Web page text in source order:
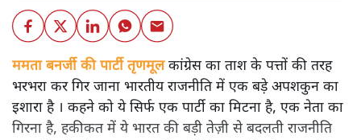
ममता बनर्जी की पार्टी तृणमूलकांग्रेस का ताश के पत्तों की तरह
भरभरा कर गिर जाना भारतीय राजनीति में एक बड़े अपशकुन का
इशारा है । कहने को ये सिर्फ एक पार्टी का मिटना है, एक नेता का
गिरना है, हकीकत में ये भारत की बड़ी तेज़ी से बदलती राजनीति